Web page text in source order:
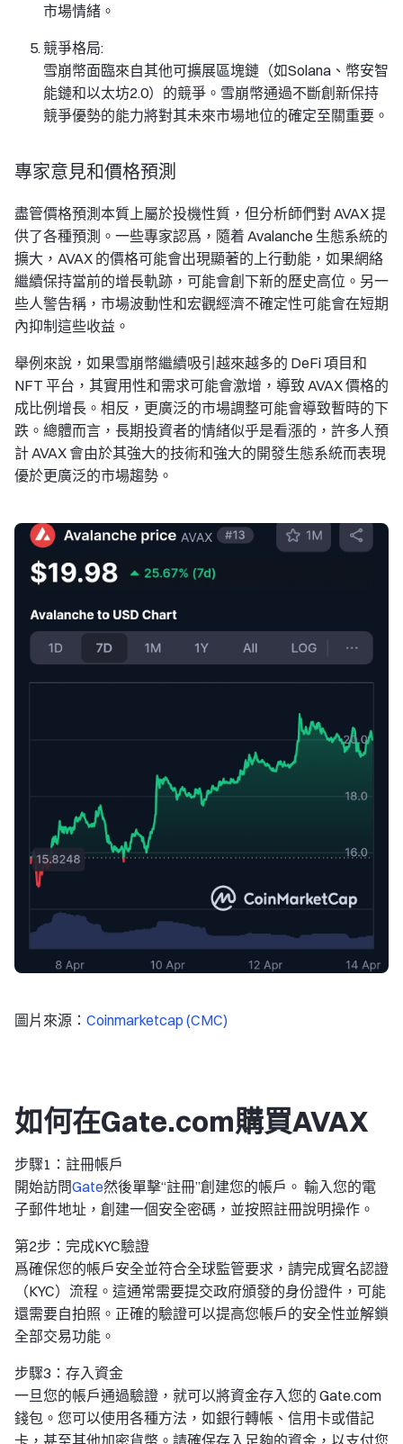
市場情緒。
競爭格局:
雪崩幣面臨來自其他可擴展區塊鏈（如Solana、幣安智
能鏈和以太坊2.0）的競爭。雪崩幣通過不斷創新保持
競爭優勢的能力將對其未來市場地位的確定至關重要。
專家意見和價格預測
盡管價格預測本質上屬於投機性質，但分析師們對 AVAX 提
供了各種預測。一些專家認爲，隨着 Avalanche 生態系統的
擴大，AVAX 的價格可能會出現顯著的上行動能，如果網絡
繼續保持當前的增長軌跡，可能會創下新的歷史高位。另一
些人警告稱，市場波動性和宏觀經濟不確定性可能會在短期
內抑制這些收益。
舉例來說，如果雪崩幣繼續吸引越來越多的 DeFi 項目和
NFT 平台，其實用性和需求可能會激增，導致 AVAX 價格的
成比例增長。相反，更廣泛的市場調整可能會導致暫時的下
跌。總體而言，長期投資者的情緒似乎是看漲的，許多人預
計 AVAX 會由於其強大的技術和強大的開發生態系統而表現
優於更廣泛的市場趨勢。
圖片來源： Coinmarketcap (CMC)
如何在Gate.com購買AVAX
步驟1：註冊帳戶
開始訪問Gate然後單擊“註冊”創建您的帳戶。 輸入您的電
子郵件地址，創建一個安全密碼，並按照註冊說明操作。
第2步：完成KYC驗證
爲確保您的帳戶安全並符合全球監管要求，請完成實名認證
（KYC）流程。這通常需要提交政府頒發的身份證件，可能
還需要自拍照。正確的驗證可以提高您帳戶的安全性並解鎖
全部交易功能。
步驟3：存入資金
一旦您的帳戶通過驗證，就可以將資金存入您的 Gate.com
錢包。您可以使用各種方法，如銀行轉帳、信用卡或借記
卡，甚至其他加密貨幣。請確保存入足夠的資金，以支付您